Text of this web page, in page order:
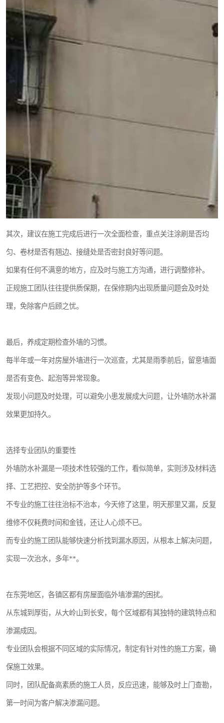
其次，建议在施工完成后进行一次全面检查，重点关注涂刷是否均
匀、卷材是否有翘边、接缝处是否密封良好等问题。
如果有任何不满意的地方，应及时与施工方沟通，进行调整修补。
正规施工团队往往提供质保期，在保修期内出现质量问题会及时处
理，免除客户后顾之忧。
最后，养成定期检查外墙的习惯。
每半年或一年对房屋外墙进行一次巡查，尤其是雨季前后，留意墙面
是否有变色、起泡等异常现象。
发现小问题及时处理，可以避免小患发展成大问题，让外墙防水补漏
效果更加持久。
选择专业团队的重要性
外墙防水补漏是一项技术性较强的工作，看似简单，实则涉及材料选
择、工艺把控、安全防护等多个环节。
不专业的施工往往治标不治本，今天修了这里，明天那里又漏，反复
维修不仅耗费时间和金钱，还让人心烦不已。
而专业的施工团队能够快速分析找到漏水原因，从根本上解决问题，
实现一次治水，多年**。
在东莞地区，各镇区都有房屋面临外墙渗漏的困扰。
从东城到厚街，从大岭山到长安，每个区域都有其独特的建筑特点和
渗漏成因。
专业团队会根据不同区域的实际情况，制定有针对性的施工方案，确
保施工效果。
同时，团队配备高素质的施工人员，反应迅速，能够及时上门查勘，
第一时间为客户解决渗漏问题。